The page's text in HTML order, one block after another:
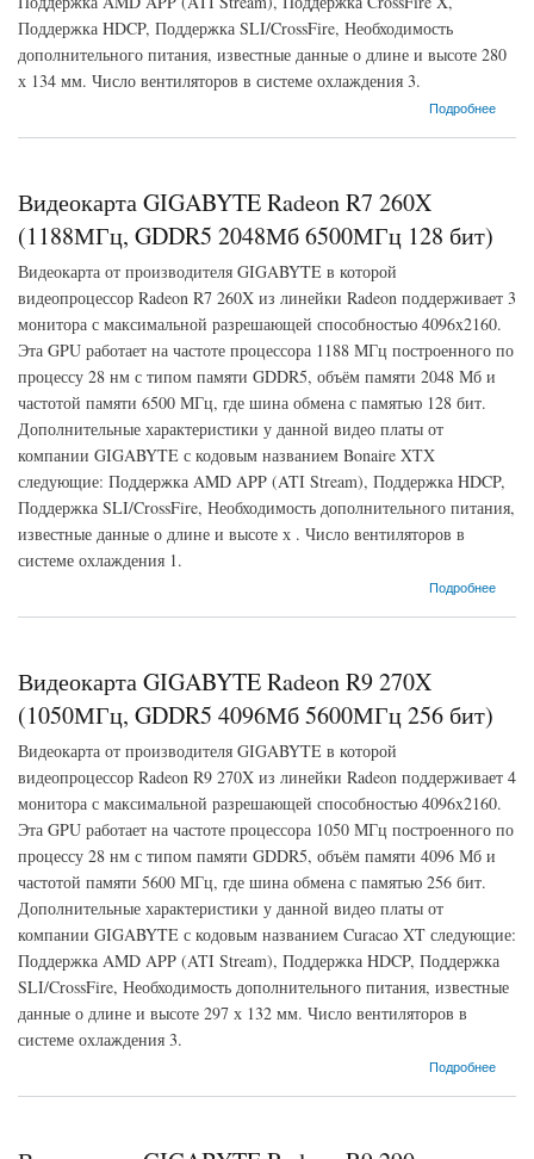
Поддержка HDCP, Поддержка SLI/CrossFire, Необходимость
дополнительного питания, известные данные о длине и высоте 280
х 134 мм. Число вентиляторов в системе охлаждения 3.
Подробнее
о Видеокарта GIGABYTE Radeon HD 7870 (1100МГц, GDDR5 2048Мб 4800МГц 256
Видеокарта GIGABYTE Radeon R7 260X
(1188МГц, GDDR5 2048Мб 6500МГц 128 бит)
Видеокарта от производителя GIGABYTE в которой
видеопроцессор Radeon R7 260X из линейки Radeon поддерживает 3
монитора с максимальной разрешающей способностью 4096x2160.
Эта GPU работает на частоте процессора 1188 МГц построенного по
процессу 28 нм с типом памяти GDDR5, объём памяти 2048 Мб и
частотой памяти 6500 МГц, где шина обмена с памятью 128 бит.
Дополнительные характеристики у данной видео платы от
компании GIGABYTE с кодовым названием Bonaire XTX
следующие: Поддержка AMD APP (ATI Stream), Поддержка HDCP,
Поддержка SLI/CrossFire, Необходимость дополнительного питания,
известные данные о длине и высоте х . Число вентиляторов в
системе охлаждения 1.
Подробнее
о Видеокарта GIGABYTE Radeon R7 260X (1188МГц, GDDR5 2048Мб 6500МГц 128
Видеокарта GIGABYTE Radeon R9 270X
(1050МГц, GDDR5 4096Мб 5600МГц 256 бит)
Видеокарта от производителя GIGABYTE в которой
видеопроцессор Radeon R9 270X из линейки Radeon поддерживает 4
монитора с максимальной разрешающей способностью 4096x2160.
Эта GPU работает на частоте процессора 1050 МГц построенного по
процессу 28 нм с типом памяти GDDR5, объём памяти 4096 Мб и
частотой памяти 5600 МГц, где шина обмена с памятью 256 бит.
Дополнительные характеристики у данной видео платы от
компании GIGABYTE с кодовым названием Curacao XT следующие:
Поддержка AMD APP (ATI Stream), Поддержка HDCP, Поддержка
SLI/CrossFire, Необходимость дополнительного питания, известные
данные о длине и высоте 297 х 132 мм. Число вентиляторов в
системе охлаждения 3.
Подробнее
о Видеокарта GIGABYTE Radeon R9 270X (1050МГц, GDDR5 4096Мб 5600МГц 256